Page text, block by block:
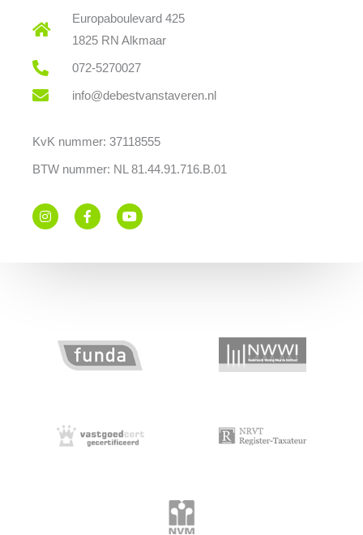
Europaboulevard 425
1825 RN Alkmaar
072-5270027
info@debestvanstaveren.nl
KvK nummer: 37118555
BTW nummer: NL 81.44.91.716.B.01
I
n
s
F
a
c
o
Y
o
u
b